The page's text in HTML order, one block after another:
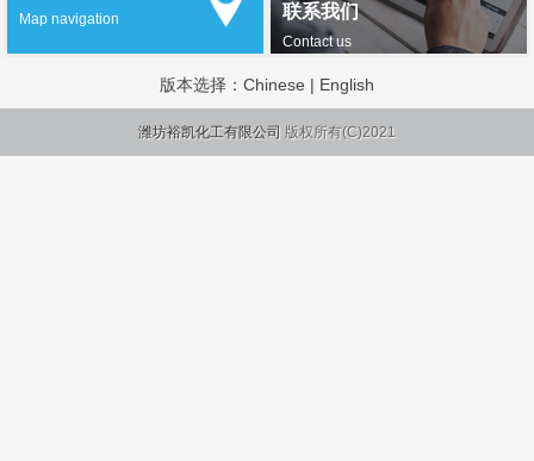
联系我们
Contact us
Map navigation
版本选择： Chinese | English
潍坊裕凯化工有限公司 版权所有(C)2021